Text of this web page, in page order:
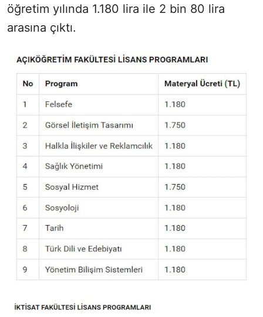
öğretim yılında 1.180 lira ile 2 bin 80 lira
arasına çıktı.